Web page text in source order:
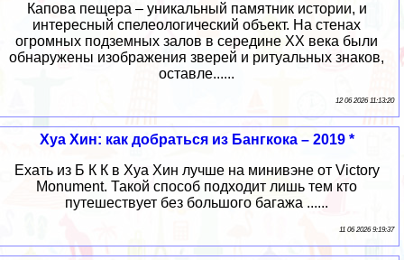
Капова пещера – уникальный памятник истории, и
интересный спелеологический объект. На стенах
огромных подземных залов в середине XX века были
обнаружены изображения зверей и ритуальных знаков,
оставле......
12 06 2026 11:13:20
Хуа Хин: как добраться из Бангкока – 2019 *
Ехать из Б К К в Хуа Хин лучше на минивэне от Victory
Monument. Такой способ подходит лишь тем кто
путешествует без большого багажа ......
11 06 2026 9:19:37